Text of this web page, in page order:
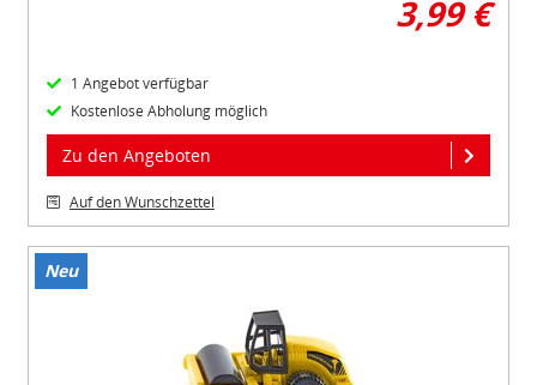
3,99 €
1 Angebot verfügbar
Kostenlose Abholung möglich
Zu den Angeboten
Auf den Wunschzettel
Neu
Item